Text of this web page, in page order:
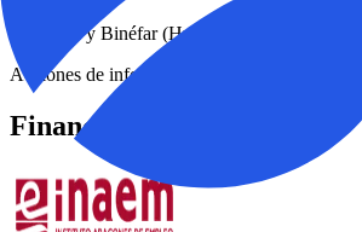
Zaragoza y Binéfar (Huesca)
Acciones de información, orientación y
Financiadores